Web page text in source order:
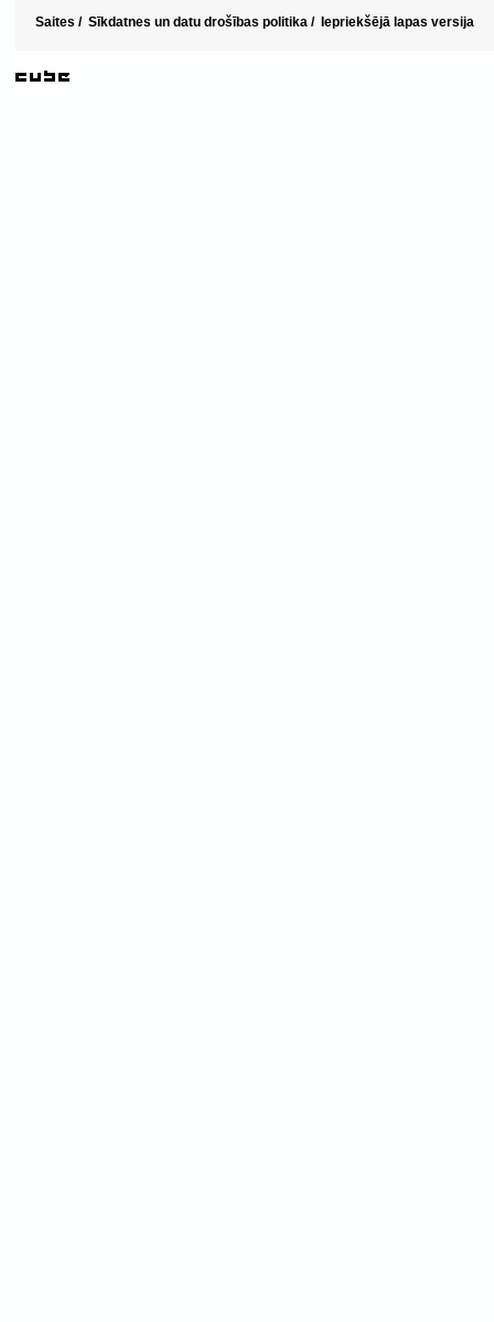
Saites / Sīkdatnes un datu drošības politika / Iepriekšējā lapas versija